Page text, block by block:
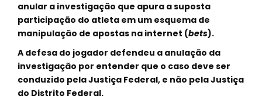
anular a investigação que apura a suposta
participação do atleta em um esquema de
manipulação de apostas na internet (bets).
A defesa do jogador defendeu a anulação da
investigação por entender que o caso deve ser
conduzido pela Justiça Federal, e não pela Justiça
do Distrito Federal.